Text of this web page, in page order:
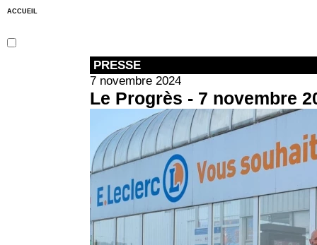
ACCUEIL
PRESSE
7 novembre 2024
Le Progrès - 7 novembre